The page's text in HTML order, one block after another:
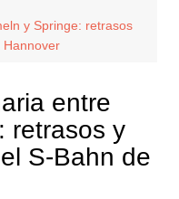
y Springe: retrasos
Hannover
entre
retrasos y
S-Bahn de